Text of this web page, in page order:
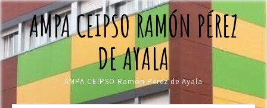
Skip
to
contentAMPA CEIPSO RAMÓN PÉREZ
DE AYALA
AMPA CEIPSO Ramón Pérez de Ayala